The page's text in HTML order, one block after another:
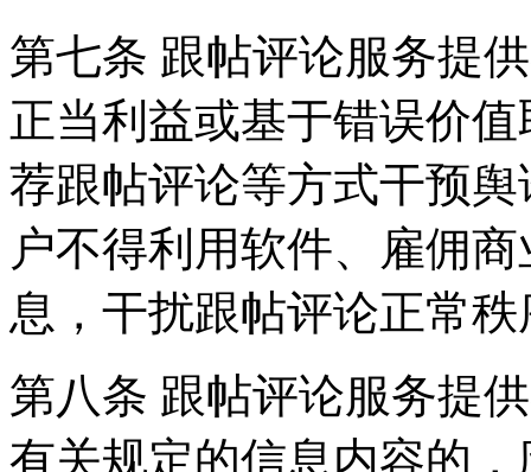
第七条 跟帖评论服务提
正当利益或基于错误价
荐跟帖评论等方式干预
户不得利用软件、雇佣
息，干扰跟帖评论正常
第八条 跟帖评论服务提
有关规定的信息内容的